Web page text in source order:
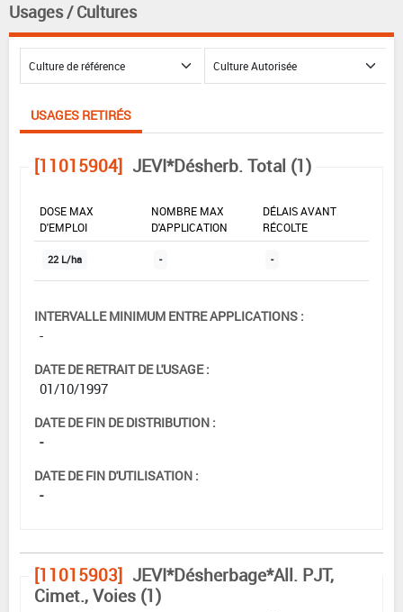
Usages / Cultures
USAGES RETIRÉS
[11015904] JEVI*Désherb. Total (1)
DOSE MAX
D'EMPLOI
NOMBRE MAX
D'APPLICATION
DÉLAIS AVANT
RÉCOLTE
22 L/ha - -
INTERVALLE MINIMUM ENTRE APPLICATIONS :
-
DATE DE RETRAIT DE L'USAGE :
01/10/1997
DATE DE FIN DE DISTRIBUTION :
-
DATE DE FIN D'UTILISATION :
-
[11015903] JEVI*Désherbage*All. PJT,
Cimet., Voies (1)